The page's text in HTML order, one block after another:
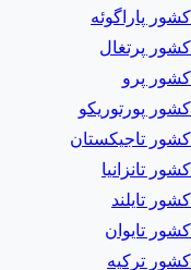
کشور پاراگوئه
کشور پرتغال
کشور پرو
کشور پورتوریکو
کشور تاجیکستان
کشور تانزانیا
کشور تایلند
کشور تایوان
کشور ترکیه